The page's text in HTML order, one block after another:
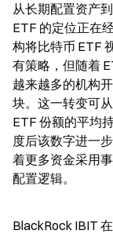
从长期配置资产
ETF 的定位正在
构将比特币 ETF
有策略，但随着
越来越多的机构
块。这一转变可
ETF 份额的平均
度后该数字进一
着更多资金采用
配置逻辑。
BlackRock IBIT